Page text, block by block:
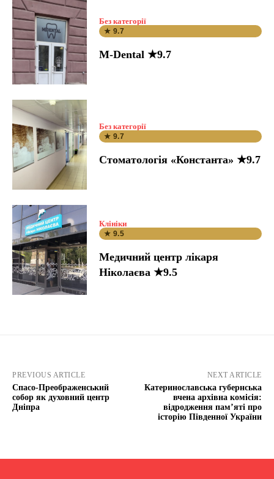
Без категорії
★ 9.7
M-Dental ★9.7
Без категорії
★ 9.7
Стоматологія «Константа» ★9.7
Клініки
★ 9.5
Медичний центр лікаря
Ніколаєва ★9.5
PREVIOUS ARTICLE
Спасо-Преображенський
собор як духовний центр
Дніпра
NEXT ARTICLE
Катеринославська губернська
вчена архівна комісія:
відродження пам’яті про
історію Південної України